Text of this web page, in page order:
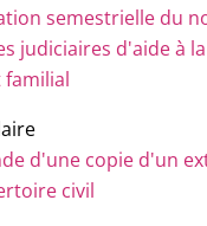
semestrielle du
judiciaires d'aide à
familial
d'une copie d'un
civil